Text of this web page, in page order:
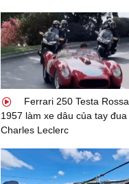
Ferrari 250 Testa Rossa
1957 làm xe dâu của tay đua
Charles Leclerc